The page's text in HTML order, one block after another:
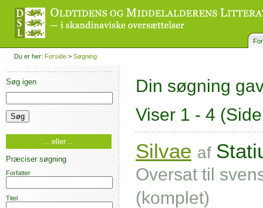
Du er her: Forside > Søgning
Søg igen
... eller ...
Præciser søgning
Forfatter
Titel
Din søgning
Viser 1 - 4
Silvae af
Oversat til
(komplet)